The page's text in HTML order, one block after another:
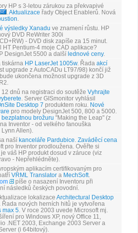
HP s 3-letou zárukou za překvapivé
Aktualizace řady Object Enablerů. Nová
výsledky Xanadu ve znamení růstu. HP
DVD ReWriter 300i
- DVD disk zapíše za 15 minut.
HT Pentium-4 moje CAD aplikace?
DesignJet 5500 a další lednové ceny.
tiskárna HP LaserJet 1005w. Řada akcí
upgrade z AutoCADu LT97/98) končí již
ukončena možnost upgrade z 3D
dnů na registraci do soutěže Vyhrajte
. Server GISmonitor vyhlásil
Desktop 7 produktem roku. Nové
pro modely DesignJet 500, 800 a 5000.
bezplatnou brožuru "Making the Leap" (z
Inventor - od velkého fanouška
Allen).
naší kanceláře Pardubice Zaváděcí cena
pro Inventor prodloužena. Ověřte si
váš HP produkt dosud v záruce (viz
- Nepřehlédněte).
aplikacím certifikovaným pro
VRML Translator a MechSoft.
píše o nasazení Inventoru při
následků českých povodní.
lokalizace Architectural Desktop
. Řada nových herních hitů je vytvořena
max 5 . V roce 2003 uvede Microsoft mj.
pro Windows XP, nový Office 11,
.NET 2003, Exchange 2003 Server a
(i 64bitový).